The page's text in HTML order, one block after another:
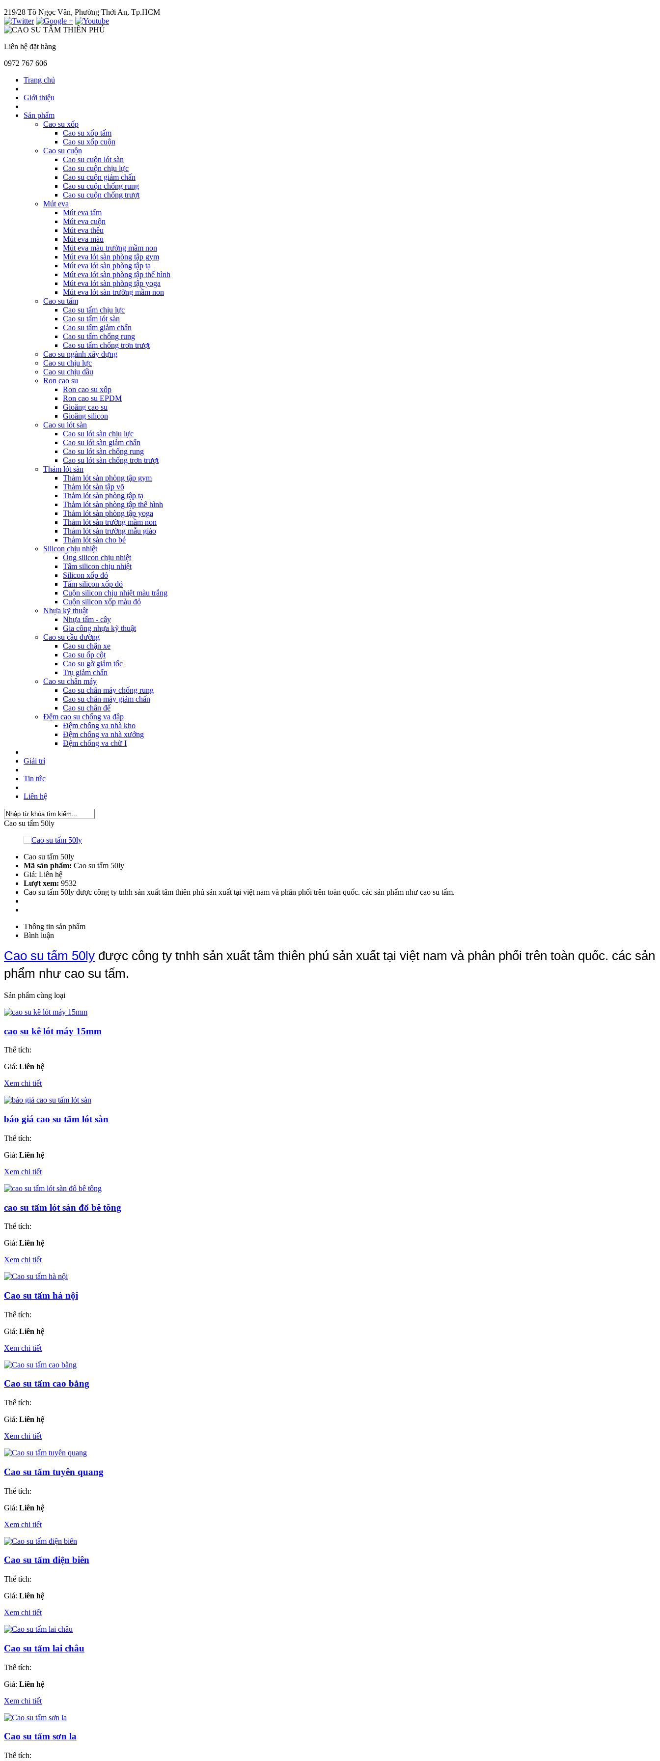
219/28 Tô Ngọc Vân, Phường Thới An, Tp.HCM
Liên hệ đặt hàng
0972 767 606
Trang chủ
Giới thiệu
Sản phẩm
Cao su xốp
Cao su xốp tấm
Cao su xốp cuộn
Cao su cuộn
Cao su cuộn lót sàn
Cao su cuộn chịu lực
Cao su cuộn giảm chấn
Cao su cuộn chống rung
Cao su cuộn chống trượt
Mút eva
Mút eva tấm
Mút eva cuộn
Mút eva thêu
Mút eva màu
Mút eva màu trường mầm non
Mút eva lót sàn phòng tập gym
Mút eva lót sàn phòng tập tạ
Mút eva lót sàn phòng tập thể hình
Mút eva lót sàn phòng tập yoga
Mút eva lót sàn trường mầm non
Cao su tấm
Cao su tấm chịu lực
Cao su tấm lót sàn
Cao su tấm giảm chấn
Cao su tấm chống rung
Cao su tấm chống trơn trượt
Cao su ngành xây dựng
Cao su chịu lực
Cao su chịu dầu
Ron cao su
Ron cao su xốp
Ron cao su EPDM
Gioăng cao su
Gioăng silicon
Cao su lót sàn
Cao su lót sàn chịu lực
Cao su lót sàn giảm chấn
Cao su lót sàn chống rung
Cao su lót sàn chống trơn trượt
Thảm lót sàn
Thảm lót sàn phòng tập gym
Thảm lót sàn tập võ
Thảm lót sàn phòng tập tạ
Thảm lót sàn phòng tập thể hình
Thảm lót sàn phòng tập yoga
Thảm lót sàn trường mầm non
Thảm lót sàn trường mẫu giáo
Thảm lót sàn cho bé
Silicon chịu nhiệt
Ống silicon chịu nhiệt
Tấm silicon chịu nhiệt
Silicon xốp đỏ
Tấm silicon xốp đỏ
Cuộn silicon chịu nhiệt màu trắng
Cuộn silicon xốp màu đỏ
Nhựa kỹ thuật
Nhựa tấm - cây
Gia công nhựa kỹ thuật
Cao su cầu đường
Cao su chặn xe
Cao su ốp cột
Cao su gờ giảm tốc
Trụ giảm chấn
Cao su chân máy
Cao su chân máy chống rung
Cao su chân máy giảm chấn
Cao su chân đế
Đệm cao su chống va đập
Đệm chống va nhà kho
Đệm chống va nhà xưởng
Đệm chống va chữ I
Giải trí
Tin tức
Liên hệ
Cao su tấm 50ly
Cao su tấm 50ly
Mã sản phẩm: Cao su tấm 50ly
Giá: Liên hệ
Lượt xem: 9532
Cao su tấm 50ly được công ty tnhh sản xuất tâm thiên phú sản xuất tại việt nam và phân phối trên toàn quốc. các sản phẩm như cao su tấm.
Thông tin sản phẩm
Bình luận
Cao su tấm 50ly được công ty tnhh sản xuất tâm thiên phú sản xuất tại việt nam và phân phối trên toàn quốc. các sản
phẩm như cao su tấm.
Sản phẩm cùng loại
cao su kê lót máy 15mm
Thể tích:
Giá: Liên hệ
Xem chi tiết
báo giá cao su tấm lót sàn
Thể tích:
Giá: Liên hệ
Xem chi tiết
cao su tấm lót sàn đổ bê tông
Thể tích:
Giá: Liên hệ
Xem chi tiết
Cao su tấm hà nội
Thể tích:
Giá: Liên hệ
Xem chi tiết
Cao su tấm cao bằng
Thể tích:
Giá: Liên hệ
Xem chi tiết
Cao su tấm tuyên quang
Thể tích:
Giá: Liên hệ
Xem chi tiết
Cao su tấm điện biên
Thể tích:
Giá: Liên hệ
Xem chi tiết
Cao su tấm lai châu
Thể tích:
Giá: Liên hệ
Xem chi tiết
Cao su tấm sơn la
Thể tích: